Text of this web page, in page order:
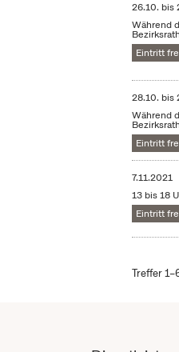
26.10. bis
Während
Eintritt
28.10. bis
Während
Eintritt
7.11.2021
13 bis 18
Eintritt
Treffer